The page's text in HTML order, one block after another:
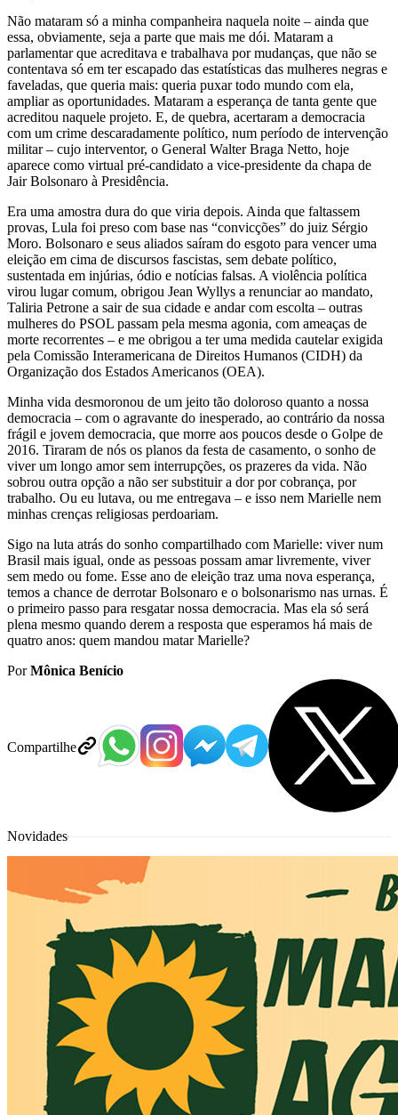
Compartilhe
Não mataram só a minha companheira naquela noite – ainda que
essa, obviamente, seja a parte que mais me dói. Mataram a
parlamentar que acreditava e trabalhava por mudanças, que não se
contentava só em ter escapado das estatísticas das mulheres negras e
faveladas, que queria mais: queria puxar todo mundo com ela,
ampliar as oportunidades. Mataram a esperança de tanta gente que
acreditou naquele projeto. E, de quebra, acertaram a democracia
com um crime descaradamente político, num período de intervenção
militar – cujo interventor, o General Walter Braga Netto, hoje
aparece como virtual pré-candidato a vice-presidente da chapa de
Jair Bolsonaro à Presidência.
Era uma amostra dura do que viria depois. Ainda que faltassem
provas, Lula foi preso com base nas “convicções” do juiz Sérgio
Moro. Bolsonaro e seus aliados saíram do esgoto para vencer uma
eleição em cima de discursos fascistas, sem debate político,
sustentada em injúrias, ódio e notícias falsas. A violência política
virou lugar comum, obrigou Jean Wyllys a renunciar ao mandato,
Taliria Petrone a sair de sua cidade e andar com escolta – outras
mulheres do PSOL passam pela mesma agonia, com ameaças de
morte recorrentes – e me obrigou a ter uma medida cautelar exigida
pela Comissão Interamericana de Direitos Humanos (CIDH) da
Organização dos Estados Americanos (OEA).
Minha vida desmoronou de um jeito tão doloroso quanto a nossa
democracia – com o agravante do inesperado, ao contrário da nossa
frágil e jovem democracia, que morre aos poucos desde o Golpe de
2016. Tiraram de nós os planos da festa de casamento, o sonho de
viver um longo amor sem interrupções, os prazeres da vida. Não
sobrou outra opção a não ser substituir a dor por cobrança, por
trabalho. Ou eu lutava, ou me entregava – e isso nem Marielle nem
minhas crenças religiosas perdoariam.
Sigo na luta atrás do sonho compartilhado com Marielle: viver num
Brasil mais igual, onde as pessoas possam amar livremente, viver
sem medo ou fome. Esse ano de eleição traz uma nova esperança,
temos a chance de derrotar Bolsonaro e o bolsonarismo nas urnas. É
o primeiro passo para resgatar nossa democracia. Mas ela só será
plena mesmo quando derem a resposta que esperamos há mais de
quatro anos: quem mandou matar Marielle?
PorMônica Benício
Novidades